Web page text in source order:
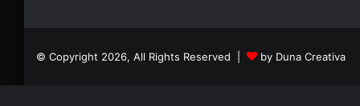
© Copyright 2026, All Rights Reserved | by Duna Creativa